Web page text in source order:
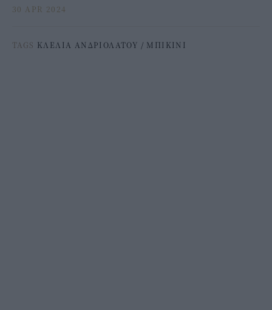
30 APR 2024
TAGS ΚΛΕΛΙΑ ΑΝΔΡΙΟΛΑΤΟΥ / ΜΠΙΚΙΝΙ